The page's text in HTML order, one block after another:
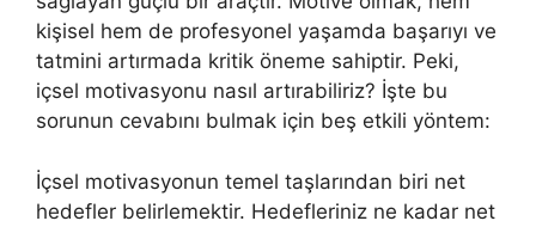
kişisel hem de profesyonel yaşamda başarıyı ve
tatmini artırmada kritik öneme sahiptir. Peki,
içsel motivasyonu nasıl artırabiliriz? İşte bu
sorunun cevabını bulmak için beş etkili yöntem:
İçsel motivasyonun temel taşlarından biri net
hedefler belirlemektir. Hedefleriniz ne kadar net